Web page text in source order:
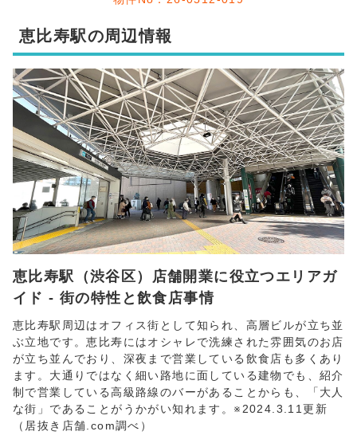
恵比寿駅の周辺情報
恵比寿駅（渋谷区）店舗開業に役立つエリアガ
イド - 街の特性と飲食店事情
恵比寿駅周辺はオフィス街として知られ、高層ビルが立ち並
ぶ立地です。恵比寿にはオシャレで洗練された雰囲気のお店
が立ち並んでおり、深夜まで営業している飲食店も多くあり
ます。大通りではなく細い路地に面している建物でも、紹介
制で営業している高級路線のバーがあることからも、「大人
な街」であることがうかがい知れます。※2024.3.11更新
（居抜き店舗.com調べ）